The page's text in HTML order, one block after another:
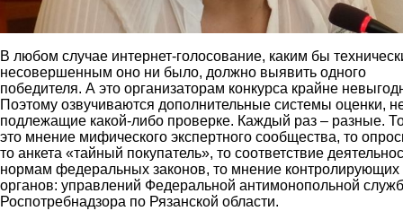
В любом случае интернет-голосование, каким бы
несовершенным оно ни было, должно выявить одного
победителя. А это организаторам конкурса крайне
Поэтому озвучиваются дополнительные системы оценки,
подлежащие какой-либо проверке. Каждый раз – разные.
это мнение мифического экспертного сообщества, то
то анкета «тайный покупатель», то соответствие
нормам федеральных законов, то мнение контролирующих
органов: управлений Федеральной антимонопольной
Роспотребнадзора по Рязанской области.